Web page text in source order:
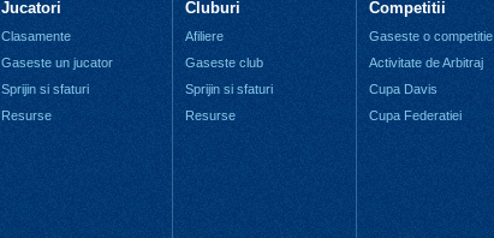
Jucatori
Clasamente
Gaseste un jucator
Sprijin si sfaturi
Resurse
Cluburi
Afiliere
Gaseste club
Sprijin si sfaturi
Resurse
Competitii
Gaseste o competitie
Activitate de Arbitraj
Cupa Davis
Cupa Federatiei